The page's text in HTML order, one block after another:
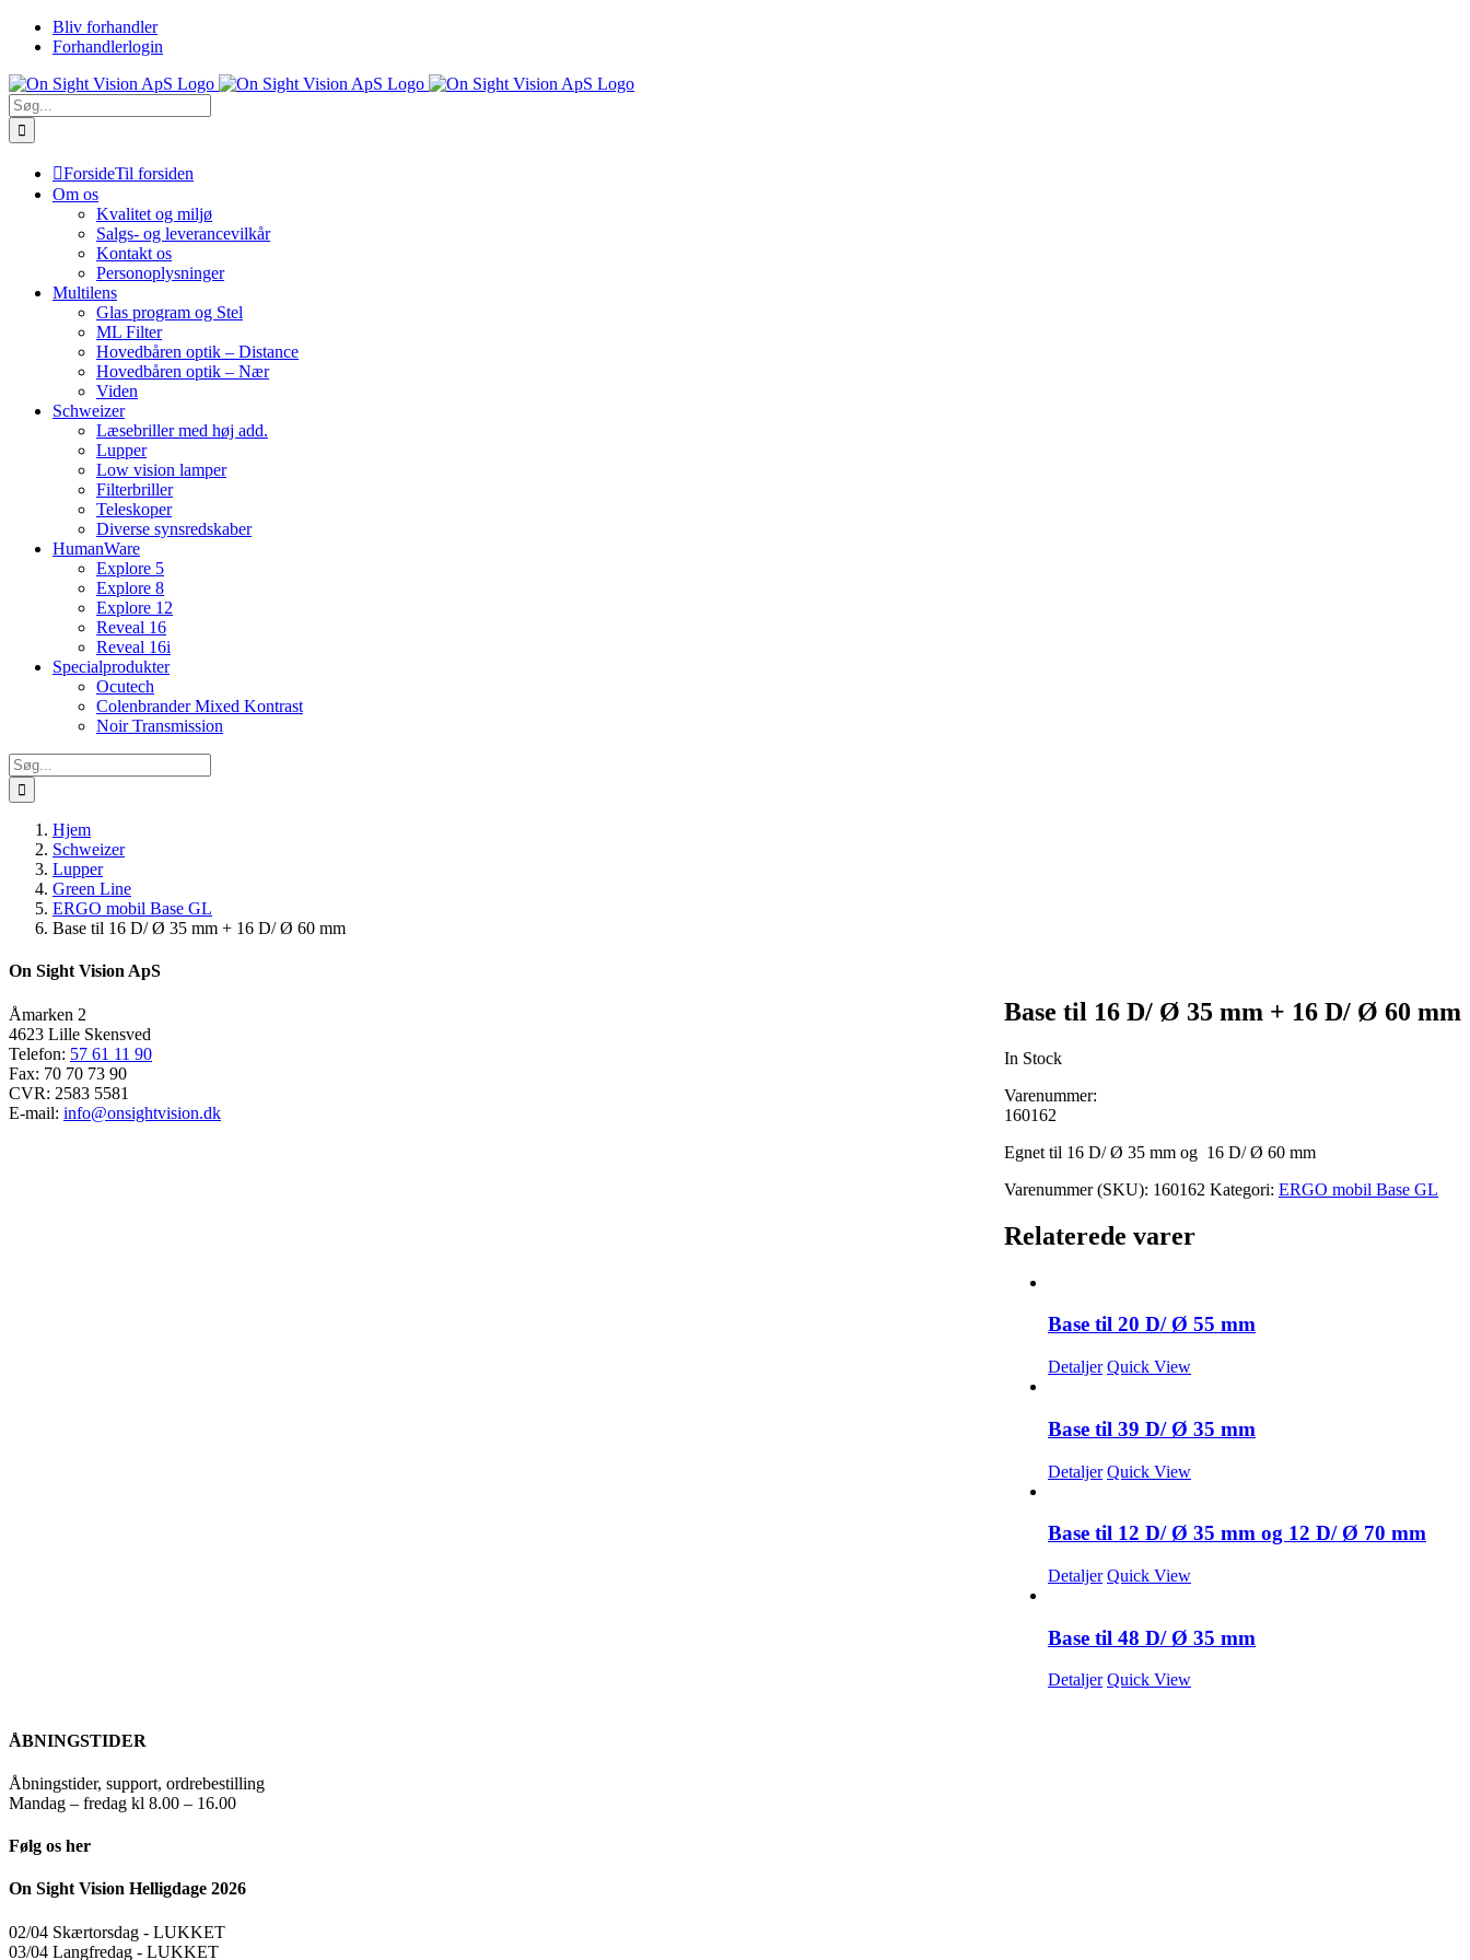
Skip
Bliv forhandler
Forhandlerlogin
Søg
efter:
ForsideTil forsiden
Om os
Kvalitet og miljø
Salgs- og leverancevilkår
Kontakt os
Personoplysninger
Multilens
Glas program og Stel
ML Filter
Hovedbåren optik – Distance
Hovedbåren optik – Nær
Viden
Schweizer
Læsebriller med høj add.
Lupper
Low vision lamper
Filterbriller
Teleskoper
Diverse synsredskaber
HumanWare
Explore 5
Explore 8
Explore 12
Reveal 16
Reveal 16i
Specialprodukter
Ocutech
Colenbrander Mixed Kontrast
Noir Transmission
Søg
efter:
Hjem
Schweizer
Lupper
Green Line
ERGO mobil Base GL
Base til 16 D/ Ø 35 mm + 16 D/ Ø 60 mm
Base til 16 D/ Ø 35 mm + 16 D/ Ø 60 mm
In Stock
Varenummer:
160162
Egnet til 16 D/ Ø 35 mm og 16 D/ Ø 60 mm
Varenummer (SKU): 160162 Kategori: ERGO mobil Base GL
Relaterede varer
Base til 20 D/ Ø 55 mm
Detaljer Quick View
Base til 39 D/ Ø 35 mm
Detaljer Quick View
Base til 12 D/ Ø 35 mm og 12 D/ Ø 70 mm
Detaljer Quick View
Base til 48 D/ Ø 35 mm
Detaljer Quick View
On Sight Vision ApS
Åmarken 2
4623 Lille Skensved
Telefon: 57 61 11 90
Fax: 70 70 73 90
CVR: 2583 5581
E-mail: info@onsightvision.dk
ÅBNINGSTIDER
Åbningstider, support, ordrebestilling
Mandag – fredag kl 8.00 – 16.00
Følg os her
On Sight Vision Helligdage 2026
02/04 Skærtorsdag ​​- LUKKET
03/04 Langfredag ​​- LUKKET